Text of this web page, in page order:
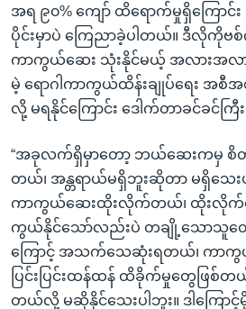
အရ ၉၀% ကျော် ထိရောက်မှုရှိကြော
ပိုင်းမှာပဲ ကြေညာခဲ့ပါတယ်။ ဒီလိုကိုဗစ်
ကာကွယ်ဆေး သုံးနိုင်မယ့် အလားအလ
မဲ့ ရောဂါကာကွယ်ထိန်းချုပ်ရေး အ
လို့ မရနိုင်ကြောင်း ဒေါက်တာခင်ခင်က
“အခုလက်ရှိမှာတော့ ဘယ်ဆေးကမှ စိတ်
တယ်၊ အန္တရာယ်မရှိဘူးဆိုတာ မရှိသေး
ကာကွယ်ဆေးထိုးလိုက်တယ်၊ ထိုးလိုက်လို့
ကွယ်နိုင်သော်လည်းပဲ တချို့သောသူ
ကြောင့် အသက်သေဆုံးရတယ်၊ ကာကွ
ပြင်းပြင်းထန်ထန် ထိခိုက်မှုတွေဖြစ်တ
တယ်လို့ မဆိုနိုင်သေးပါဘူး။ ဒါကြေ